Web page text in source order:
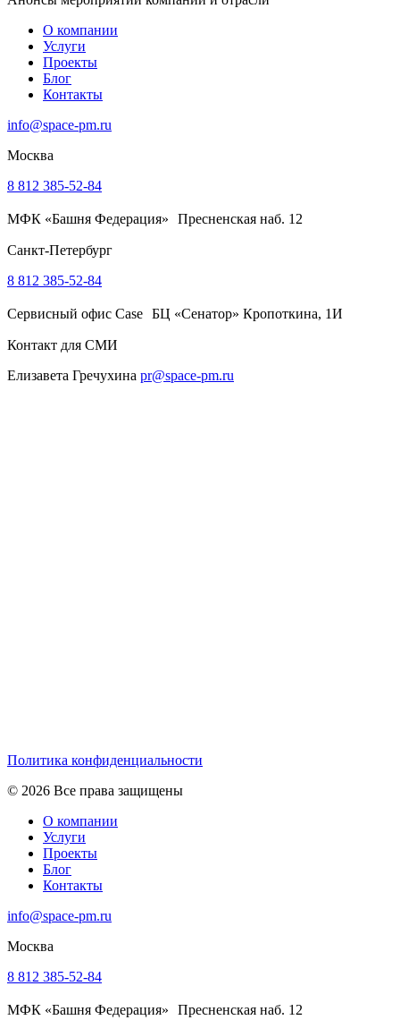
О компании
Услуги
Проекты
Блог
Контакты
info@space-pm.ru
Москва
8 812 385-52-84
МФК «Башня Федерация» Пресненская наб. 12
Санкт-Петербург
8 812 385-52-84
Сервисный офис Case БЦ «Сенатор» Кропоткина, 1И
Контакт для СМИ
Елизавета Гречухина pr@space-pm.ru
Политика конфиденциальности
© 2026 Все права защищены
О компании
Услуги
Проекты
Блог
Контакты
info@space-pm.ru
Москва
8 812 385-52-84
МФК «Башня Федерация» Пресненская наб. 12